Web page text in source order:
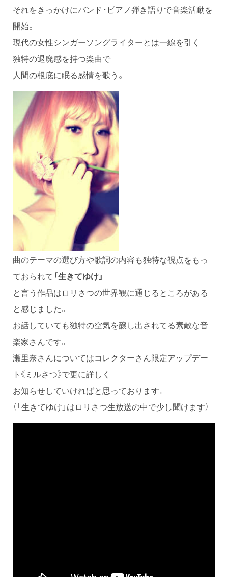
それをきっかけにバンド・ピアノ弾き語りで音楽活動を
開始。
現代の女性シンガーソングライターとは一線を引く
独特の退廃感を持つ楽曲で
人間の根底に眠る感情を歌う。
曲のテーマの選び方や歌詞の内容も独特な視点をもっ
ておられて 「生きてゆけ」
と言う作品はロリさつの世界観に通じるところがある
と感じました。
お話していても独特の空気を醸し出されてる素敵な音
楽家さんです。
瀬里奈さんについてはコレクターさん限定アップデー
ト《ミルさつ》で更に詳しく
お知らせしていければと思っております。
（「生きてゆけ」はロリさつ生放送の中で少し聞けます）